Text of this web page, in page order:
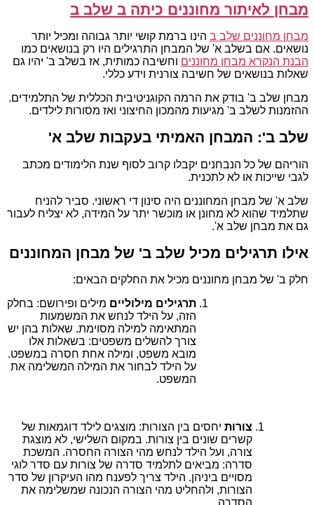
מבחן לאיתור מחוננים כיתה ב שלב ב
מבחן מחוננים שלב ב הינו ברמת קושי יותר גבוהה ומכיל יותר
נושאים. אם בשלב א' של המבחן התרגילים היו רק בנושאים כמו
הבנת הנקרא מבחן מחוננים וחשיבה כמותית, אז בשלב ב' יהיו גם
שאלות בנושאים של חשיבה צורנית וידע כללי.
מבחן שלב ב' בודק את הרמה הקוגניטיבית הכללית של התלמידים.
ההזמנות לשלב ב' מגיעות מהמכון החיצוני ואז מסורות לילדים.
שלב ב': המבחן האמיתי בעקבות שלב א'
הוריהם של כל הנבחנים יקבלו קרוב לסוף שנת הלימודים מכתב
לגבי שייכות או לא לתכנית.
שלב א' של מבחן המחוננים היה סינון די ראשוני. סביר להניח
שתלמיד שהוא לא מחונן או מוכשר יתר על המידה, לא יצליח לעבור
גם את מבחן שלב א'.
אילו תרגילים מכיל שלב ב' של מבחן המחוננים
חלק ב' של מבחן מחוננים מכיל את החלקים הבאים:
תרגילים מילוליים מילים ופירושם: בחלק
הזה, על הילד לנחש את המשמעות
המתאימה למילה מסוימת. שאלות בהן יש
צורך להשלים משפטים: בשאלות אלו
מובא משפט, ומילה אחת חסרה במשפט.
על הילד לבחור את המילה המשלימה את
המשפט.
צורות יחסים בין הצורות: מוצגים לילד דוגמאות של
קשרים שונים בין צורות. במקום השלישי, לא מוצגת
צורה, ועל הילד לנחש מהי הצורה החסרה. המשכת
סדרה: מביאים לתלמיד סדרה של צורות עם סדר לוגי
מסויים ביניהן. הילד צריך לפענח מהו העיקרון של סדר
הצורות, ולהחליט מהי הצורה הנכונה שמשלימה את
הסדרה.